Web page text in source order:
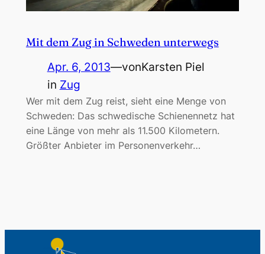
Mit dem Zug in Schweden unterwegs
Apr. 6, 2013—vonKarsten Piel
in Zug
Wer mit dem Zug reist, sieht eine Menge von
Schweden: Das schwedische Schienennetz hat
eine Länge von mehr als 11.500 Kilometern.
Größter Anbieter im Personenverkehr…